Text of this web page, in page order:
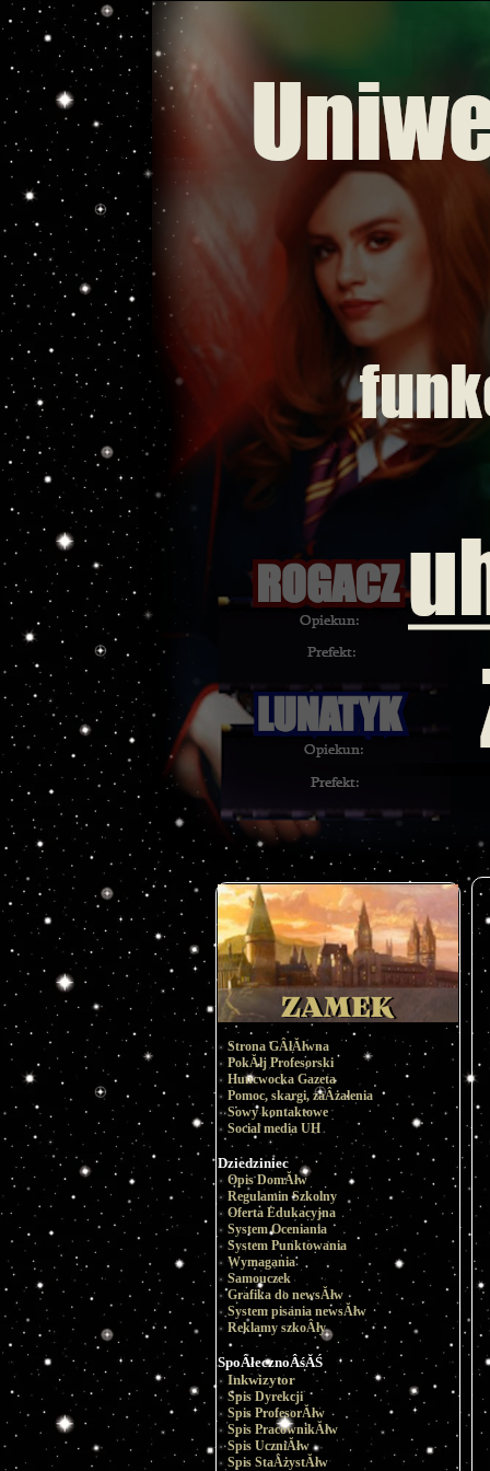
Strona GÂłĂłwna
PokĂłj Profesorski
Huncwocka Gazeta
Pomoc, skargi, zaÂżalenia
Sowy kontaktowe
Social media UH
Dziedziniec
Opis DomĂłw
Regulamin Szkolny
Oferta Edukacyjna
System Oceniania
System Punktowania
Wymagania
Samouczek
Grafika do newsĂłw
System pisania newsĂłw
Reklamy szkoÂły
SpoÂłecznoÂśĂŚ
Inkwizytor
Spis Dyrekcji
Spis ProfesorĂłw
Spis PracownikĂłw
Spis UczniĂłw
Spis StaÂżystĂłw